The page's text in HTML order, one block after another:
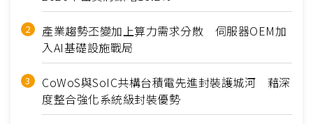
產業趨勢丕變加上算力需求分散 伺服器OEM加
入AI基礎設施戰局
CoWoS與SoIC共構台積電先進封裝護城河 藉深
度整合強化系統級封裝優勢